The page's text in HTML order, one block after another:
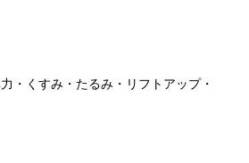
・くすみ・たるみ・リフトアップ・